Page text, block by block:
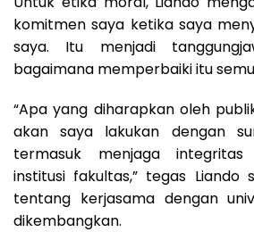
komitmen saya ketika saya
saya. Itu menjadi
bagaimana memperbaiki itu
“Apa yang diharapkan oleh
akan saya lakukan dengan
termasuk menjaga
institusi fakultas,” tegas Liando
tentang kerjasama dengan
dikembangkan.